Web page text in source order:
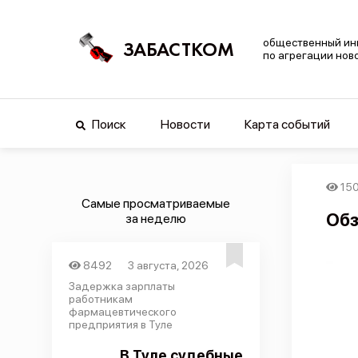
ЗАБАСТКОМ
общественный
по агрегации
Поиск Новости Карта событий
Самые просматриваемые
за неделю
8492
3 августа, 2026
Задержка зарплаты
работникам
фармацевтического
предприятия в Туле